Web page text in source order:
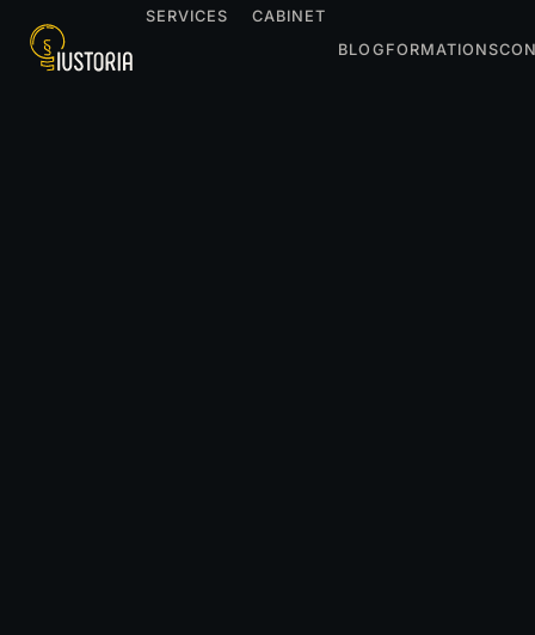
SERVICES
CABINET
BLOG FORMATIONS